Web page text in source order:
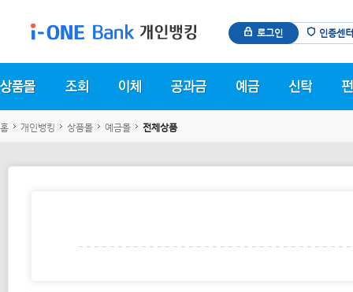
로그인 인증센터
홈 개인뱅킹 상품몰 예금몰 전체상품